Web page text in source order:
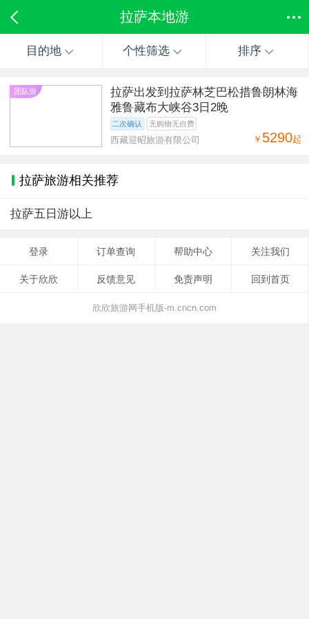
拉萨本地游
目的地 个性筛选 排序
团队游
拉萨出发到拉萨林芝巴松措鲁朗林海
雅鲁藏布大峡谷3日2晚
二次确认 无购物无自费
￥ 5290起
西藏迎昭旅游有限公司
拉萨旅游相关推荐
拉萨五日游以上
登录 订单查询 帮助中心 关注我们
关于欣欣 反馈意见 免责声明 回到首页
欣欣旅游网手机版-m.cncn.com